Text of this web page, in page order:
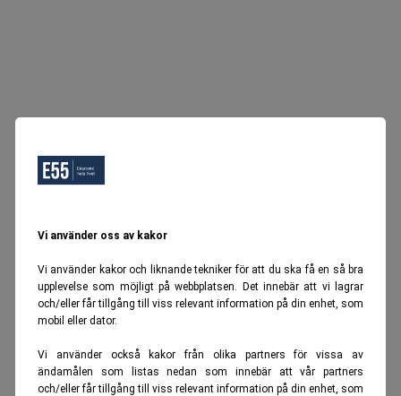
Vi använder oss av kakor
Vi använder kakor och liknande tekniker för att du ska få en så bra
upplevelse som möjligt på webbplatsen. Det innebär att vi lagrar
och/eller får tillgång till viss relevant information på din enhet, som
mobil eller dator.
Vi använder också kakor från olika partners för vissa av
ändamålen som listas nedan som innebär att vår partners
och/eller får tillgång till viss relevant information på din enhet, som